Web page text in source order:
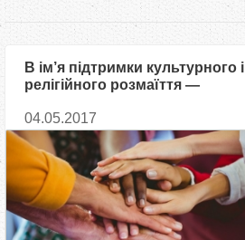
В ім’я підтримки культурного і
релігійного розмаїття —
ЮНЕСКО
04.05.2017